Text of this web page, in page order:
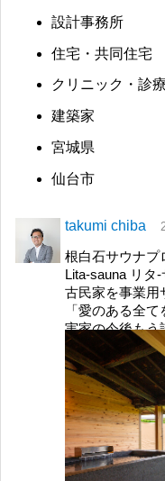
設計事務所
住宅・共同住宅
クリニック・診
建築家
宮城県
仙台市
takumi chiba
根白石サウナプ
Lita-sauna リタ-
古民家を事業用
「愛のある全て
実家の今後もう
った母屋に隣接
るこの建築を事
のが当該プロジ
限りのある予算
生み出す。
古い、新しい
暗い建築の様々
ものと新しいも